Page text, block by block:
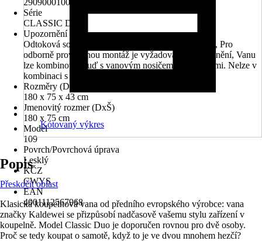
290900010001
Série
CLASSIC DUO
Upozornění
Odtoková souprava a nohy nejsou součástí dodávky, Pro
odborně provedenou montáž je vyžadována sada těsnění, Vanu
lze kombinovat buď s vanovým nosičem nebo nohami. Nelze v
kombinaci s obojím
Rozměry (DxŠxV)
180 x 75 x 43 cm
Jmenovitý rozmer (DxŠ)
180 x 75 cm
Model
109
Povrch/Povrchová úprava
Lesklý
KČZ
CWYS
EAN
4001112567968
Kótovaný výkres
Popis
Přeskočit oblast
Klasická koupelnová vana od předního evropského výrobce: vana
značky Kaldewei se přizpůsobí nadčasově vašemu stylu zařízení v
koupelně. Model Classic Duo je doporučen rovnou pro dvě osoby.
Proč se tedy koupat o samotě, když to je ve dvou mnohem hezčí?